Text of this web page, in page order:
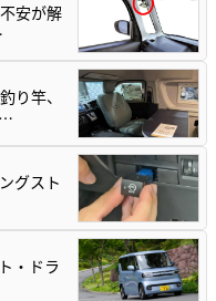
安が解
り竿、
グスト
・ドラ